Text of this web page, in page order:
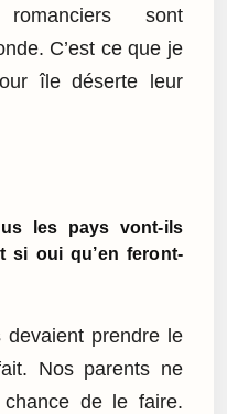
sont
C’est ce que je
île déserte leur
les pays vont-ils
si oui qu’en feront-
devaient prendre le
Nos parents ne
de le faire.